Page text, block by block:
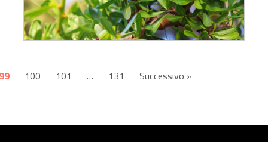
100 101 … 131 Successivo »